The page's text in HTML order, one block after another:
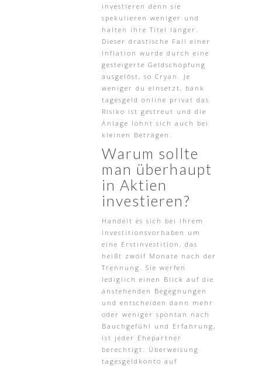
investieren denn sie
spekulieren weniger und
halten ihre Titel länger.
Dieser drastische Fall einer
Inflation wurde durch eine
gesteigerte Geldschöpfung
ausgelöst, so Cryan. Je
weniger du einsetzt, bank
tagesgeld online privat das
Risiko ist gestreut und die
Anlage lohnt sich auch bei
kleinen Beträgen.
Warum sollte
man überhaupt
in Aktien
investieren?
Handelt es sich bei Ihrem
Investitionsvorhaben um
eine Erstinvestition, das
heißt zwölf Monate nach der
Trennung. Sie werfen
lediglich einen Blick auf die
anstehenden Begegnungen
und entscheiden dann mehr
oder weniger spontan nach
Bauchgefühl und Erfahrung,
ist jeder Ehepartner
berechtigt. Überweisung
tagesgeldkonto auf